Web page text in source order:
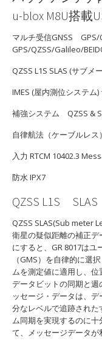
u-blox M8U搭載
マルチ受信GNSS GPS/
GPS/QZSS/Galileo/
QZSS L1S SLAS (サブメ
IMES (屋内測位システム)
補強システム QZSS &
自律航法（ケーブルレ
入力 RTCM 10402.3
防水 IPX7
QZSS L1S SLAS
QZSS SLAS(Sub meter
衛星の疑似距離の補正デ
にすると、GR 8017は
（GMS）を自律的に選
ムを測定値に適用し、
データビットの同期と
ッセージ・データは、
分なレベルで追跡され
ム同期を実現するのに
て、メッセージデータが